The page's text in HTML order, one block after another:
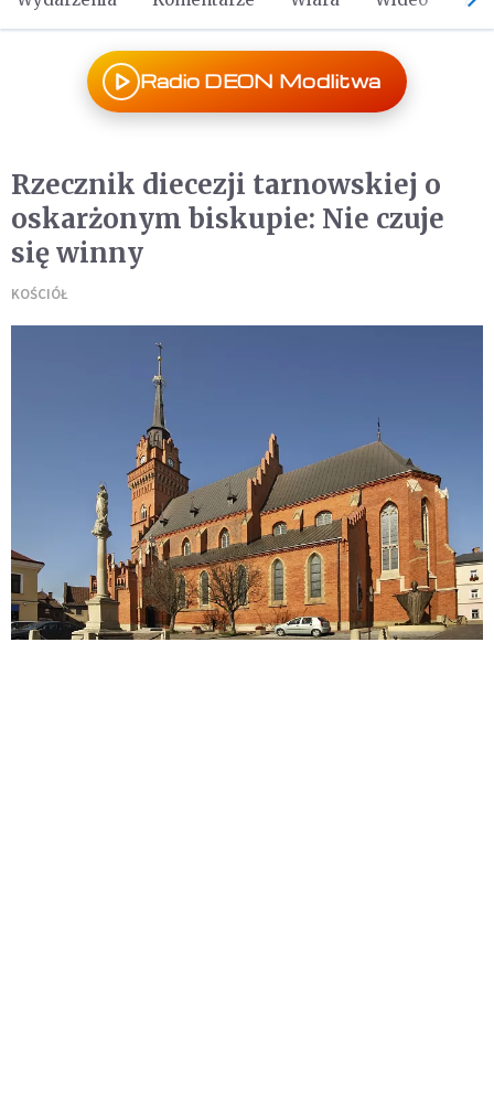
Radio DEON Modlitwa
Rzecznik diecezji tarnowskiej o
oskarżonym biskupie: Nie czuje
się winny
KOŚCIÓŁ